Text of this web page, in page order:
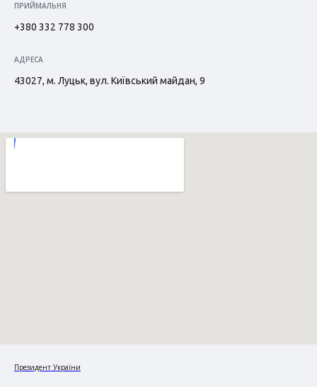
ПРИЙМАЛЬНЯ
+380 332 778 300
АДРЕСА
43027, м. Луцьк, вул. Київський майдан, 9
Президент України